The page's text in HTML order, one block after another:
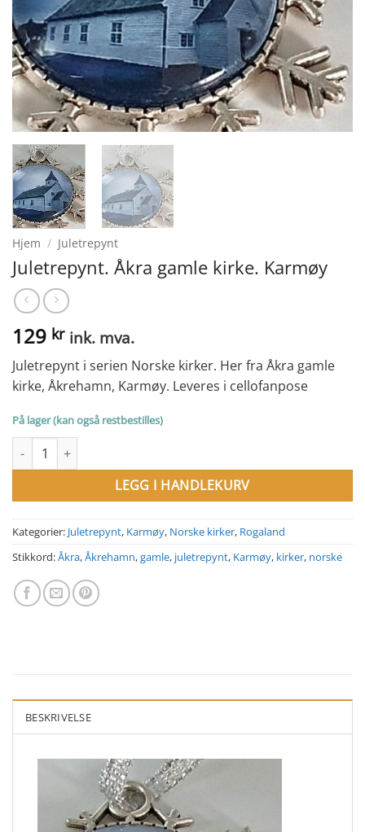
Hjem / Juletrepynt
Juletrepynt. Åkra gamle kirke. Karmøy
129 kr ink. mva.
Juletrepynt i serien Norske kirker. Her fra Åkra gamle
kirke, Åkrehamn, Karmøy. Leveres i cellofanpose
På lager (kan også restbestilles)
Juletrepynt. Åkra gamle kirke. Karmøy antall
LEGG I HANDLEKURV
Kategorier: Juletrepynt, Karmøy, Norske kirker, Rogaland
Stikkord:Åkra,Åkrehamn,gamle, juletrepynt, Karmøy, kirker, norske
BESKRIVELSE